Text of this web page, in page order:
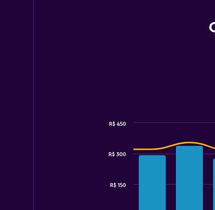
R$ 150
R$ 300
R$ 450